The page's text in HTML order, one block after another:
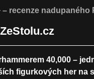
– recenze nadupaného
40,000 –
figurkových her na